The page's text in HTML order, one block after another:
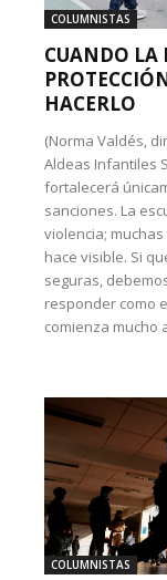
COLUMNISTAS
CUANDO LA
HACERLO
(Norma Valdés,
Aldeas Infantiles
fortalecerá
sanciones. La
violencia;
hace visible. Si
seguras,
responder como
comienza mucho
COLUMNISTAS